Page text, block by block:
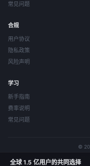
常见问题
合规
用户协议
隐私政策
风险声明
学习
新手指南
费率说明
常见问题
©
本平台为独立运营
全球 1.5 亿用户的共同选择